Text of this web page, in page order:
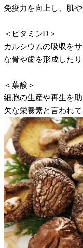
免疫力を向上し、肌
＜ビタミンD＞
カルシウムの吸収を
な骨や歯を形成したり
＜葉酸＞
細胞の生産や再生を
欠な栄養素と言われて